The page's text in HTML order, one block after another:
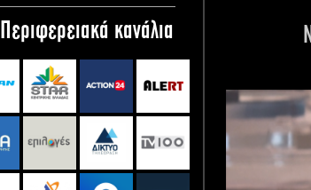
Περιφερειακά κανάλια